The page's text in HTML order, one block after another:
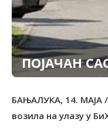
ПОЈАЧАН
БАЊАЛУКА, 14. МАЈА
возила на улазу у